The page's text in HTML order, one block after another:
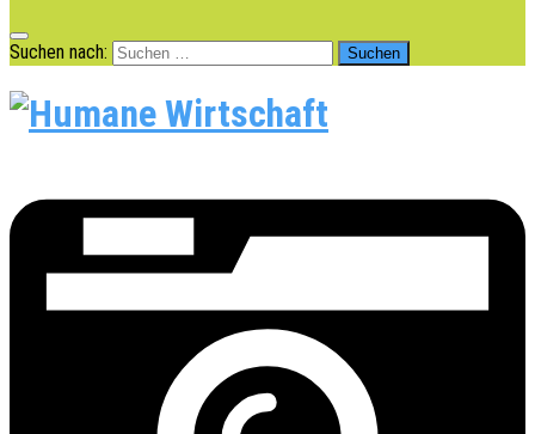
Suchen nach: